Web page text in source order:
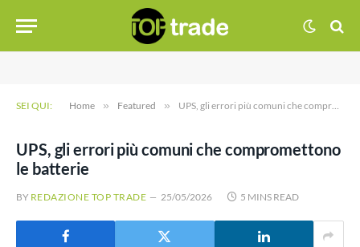
SEI QUI: Home » Featured » UPS, gli errori più comuni che compromettono le batterie
UPS, gli errori più comuni che compromettono
le batterie
BY REDAZIONE TOP TRADE 25/05/2026 5 MINS READ